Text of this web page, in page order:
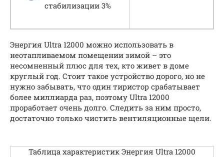
стабилизации 3%
Энергия Ultra 12000 можно использовать в
неотапливаемом помещении зимой – это
несомненный плюс для тех, кто живет в доме
круглый год. Стоит такое устройство дорого, но не
нужно забывать, что один тиристор срабатывает
более миллиарда раз, поэтому Ultra 12000
проработает очень долго. Следить за ним просто,
достаточно только чистить вентиляционные щели.
Таблица характеристик Энергия Ultra 12000